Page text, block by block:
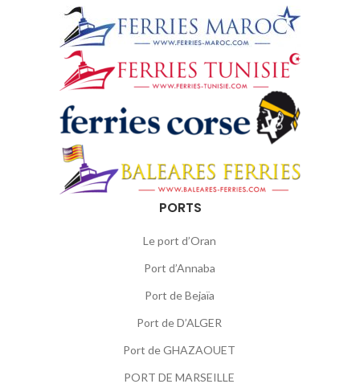
PORTS
Le port d’Oran
Port d’Annaba
Port de Bejaïa
Port de D’ALGER
Port de GHAZAOUET
PORT DE MARSEILLE